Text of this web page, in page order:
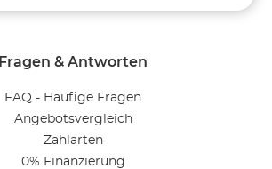
Fragen & Antworten
FAQ - Häufige Fragen
Angebotsvergleich
Zahlarten
0% Finanzierung